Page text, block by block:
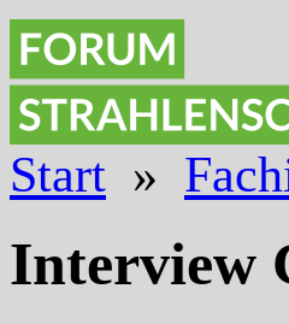
Start »
Interview